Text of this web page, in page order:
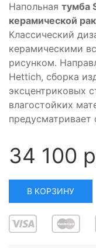
Напольная тумба
керамической
Классический
керамическими
рисунком.
Hettich, сборка
эксцентриковых
влагостойких
34 100
В КОРЗИНУ